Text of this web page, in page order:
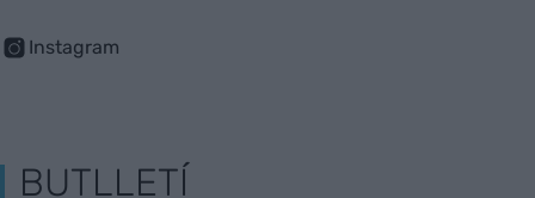
Instagram
BUTLLETÍ